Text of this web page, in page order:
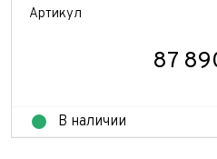
Артикул
87
В наличии
E-mail*
Телефон*